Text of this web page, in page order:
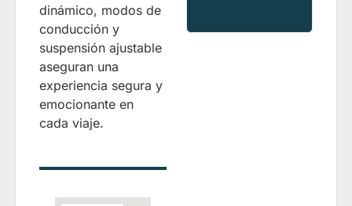
dinámico, modos de
conducción y
suspensión ajustable
aseguran una
experiencia segura y
emocionante en
cada viaje.